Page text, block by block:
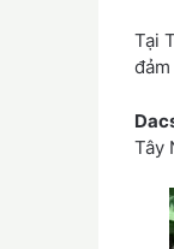
Tại
Tây